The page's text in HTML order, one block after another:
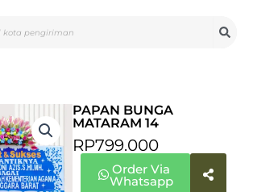
PAPAN BUNGA
MATARAM 14
RP799.000
Order Via
Whatsapp